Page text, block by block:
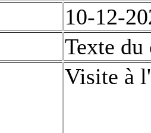
10-12-
Texte
Visite à